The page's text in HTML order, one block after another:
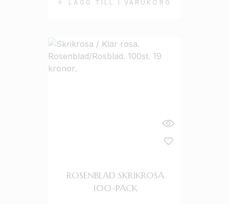
LÄGG TILL I VARUKORG
ROSENBLAD SKRIKROSA
100-PACK